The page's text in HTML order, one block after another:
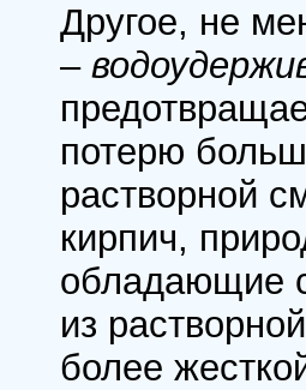
Другое, не
–
потерю
растворной
кирпич,
обладающие
из
более